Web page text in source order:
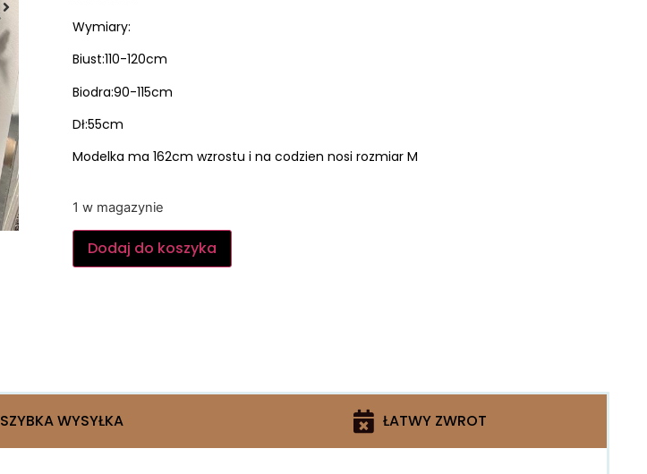
Wymiary:
Biust:110-120cm
Biodra:90-115cm
Dł:55cm
Modelka ma 162cm wzrostu i na codzien nosi rozmiar M
1 w magazynie
Dodaj do koszyka
SZYBKA WYSYŁKA ŁATWY ZWROT